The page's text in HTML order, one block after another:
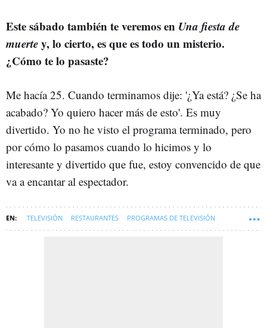
Este sábado también te veremos en Una fiesta de
muertey, lo cierto, es que es todo un misterio.
¿Cómo te lo pasaste?
Me hacía 25. Cuando terminamos dije: '¿Ya está? ¿Se ha
acabado? Yo quiero hacer más de esto'. Es muy
divertido. Yo no he visto el programa terminado, pero
por cómo lo pasamos cuando lo hicimos y lo
interesante y divertido que fue, estoy convencido de que
va a encantar al espectador.
TELEVISIÓN RESTAURANTES PROGRAMAS DE TELEVISIÓN